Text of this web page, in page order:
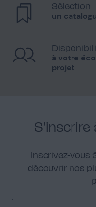
Sélection
un
à votre
projet
S'inscrire
Inscrivez-vous
découvrir nos